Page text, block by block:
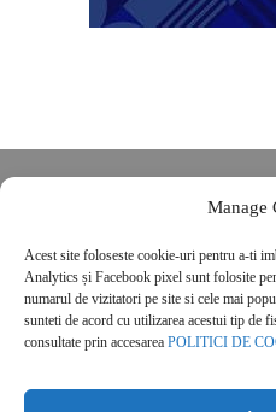
Manage
Acest site foloseste cookie-uri pentru a-ti
Analytics și Facebook pixel sunt folosite
numarul de vizitatori pe site si cele mai
sunteti de acord cu utilizarea acestui tip de
consultate prin accesarea POLITICI DE
POLITICĂ DE
Politica de cookies